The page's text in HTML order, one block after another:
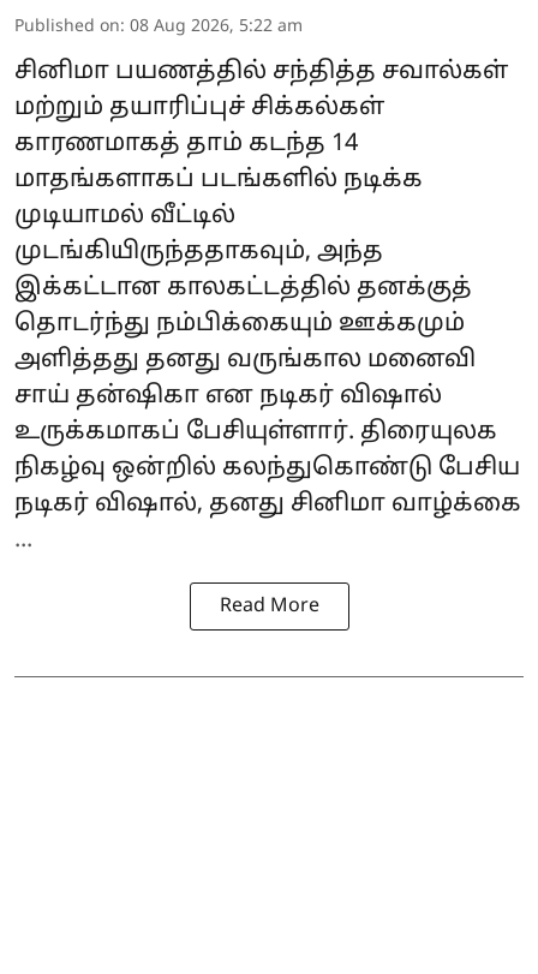
Published on: 08 Aug 2026, 5:22 am
சினிமா பயணத்தில் சந்தித்த சவால்கள்
மற்றும் தயாரிப்புச் சிக்கல்கள்
காரணமாகத் தாம் கடந்த 14
மாதங்களாகப் படங்களில் நடிக்க
முடியாமல் வீட்டில்
முடங்கியிருந்ததாகவும், அந்த
இக்கட்டான காலகட்டத்தில் தனக்குத்
தொடர்ந்து நம்பிக்கையும் ஊக்கமும்
அளித்தது தனது வருங்கால மனைவி
சாய் தன்ஷிகா என நடிகர் விஷால்
உருக்கமாகப் பேசியுள்ளார். திரையுலக
நிகழ்வு ஒன்றில் கலந்துகொண்டு பேசிய
நடிகர் விஷால், தனது சினிமா வாழ்க்கை
...
Read More